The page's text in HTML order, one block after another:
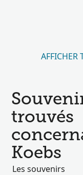
AFFICHER
trouvés
Koebs
Les souvenirs